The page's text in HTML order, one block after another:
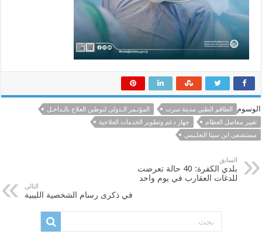
الوسوم الطاقم الطبي مدينة سرت
المؤتـمر الـدولي لتوطين العلاج بالـداخـل
تغيير مفاصل العظام
جهاز دعم وتطوير الخدمات العلاجية
مستشفى ابن سينا التعلـيمي
السابق
بلدي الكفرة: 40 حالة تعرضت
للدغات العقارب في يوم واحد
التالي
في ذكرى رسام الشخصية الليبية